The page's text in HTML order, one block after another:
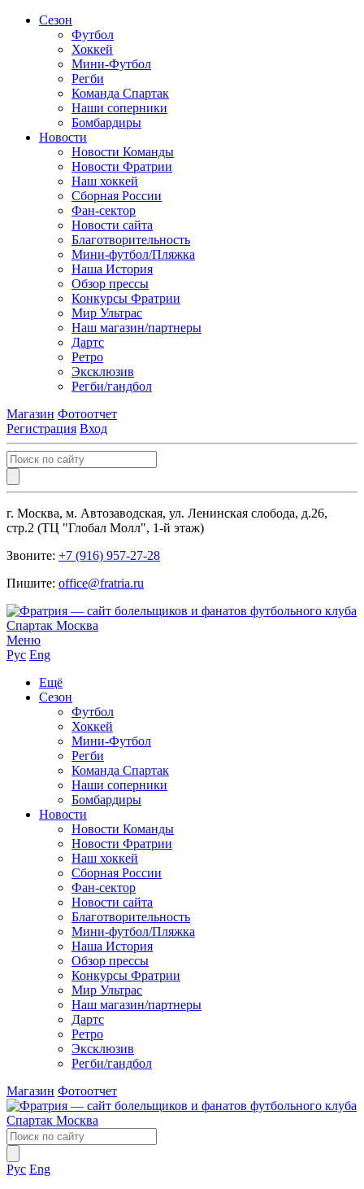
Сезон
Футбол
Хоккей
Мини-Футбол
Регби
Команда Спартак
Наши соперники
Бомбардиры
Новости
Новости Команды
Новости Фратрии
Наш хоккей
Сборная России
Фан-cектор
Новости сайта
Благотворительность
Мини-футбол/Пляжка
Наша История
Обзор прессы
Конкурсы Фратрии
Мир Ультрас
Наш магазин/партнеры
Дартс
Ретро
Эксклюзив
Регби/гандбол
Магазин Фотоотчет
Регистрация Вход
г. Москва, м. Автозаводская, ул. Ленинская слобода, д.26,
стр.2 (ТЦ "Глобал Молл", 1-й этаж)
Звоните: +7 (916) 957-27-28
Пишите: office@fratria.ru
Меню
Рус Eng
Ещё
Сезон
Футбол
Хоккей
Мини-Футбол
Регби
Команда Спартак
Наши соперники
Бомбардиры
Новости
Новости Команды
Новости Фратрии
Наш хоккей
Сборная России
Фан-cектор
Новости сайта
Благотворительность
Мини-футбол/Пляжка
Наша История
Обзор прессы
Конкурсы Фратрии
Мир Ультрас
Наш магазин/партнеры
Дартс
Ретро
Эксклюзив
Регби/гандбол
Магазин Фотоотчет
Рус Eng